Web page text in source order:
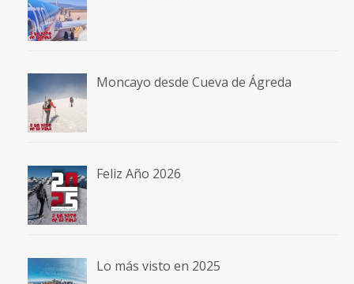
Moncayo desde Cueva de Ágreda
Feliz Año 2026
Lo más visto en 2025